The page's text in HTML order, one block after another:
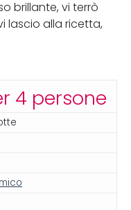
brillante, vi terrò
lascio alla ricetta,
4 persone